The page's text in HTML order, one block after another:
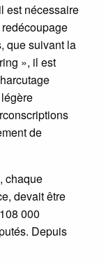
est nécessaire
que suivant la
», il est
de
chaque
devait être
000
Depuis